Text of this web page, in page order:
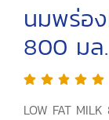
นมพร่อง
800 มล.
LOW FAT